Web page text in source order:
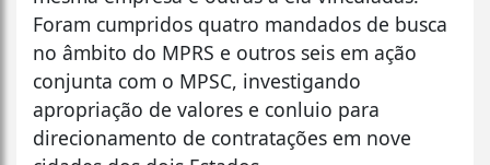
Foram cumpridos quatro mandados de busca
no âmbito do MPRS e outros seis em ação
conjunta com o MPSC, investigando
apropriação de valores e conluio para
direcionamento de contratações em nove